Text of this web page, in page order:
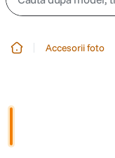
Accesorii foto